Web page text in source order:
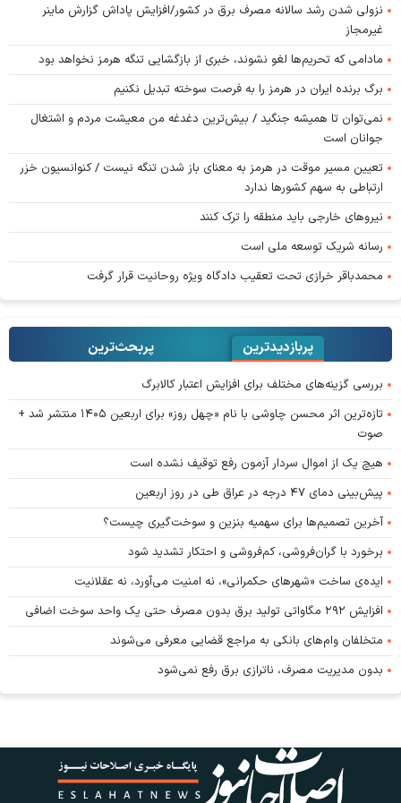
نزولی شدن رشد سالانه مصرف برق در کشور/افزایش پاداش گزارش ماینر
غیرمجاز
مادامی که تحریم‌ها لغو نشوند، خبری از بازگشایی تنگه هرمز نخواهد بود
برگ برنده ایران در هرمز را به فرصت سوخته تبدیل نکنیم
نمی‌توان تا همیشه جنگید / بیش‌ترین دغدغه من معیشت مردم و اشتغال
جوانان است
تعیین مسیر موقت در هرمز به معنای باز شدن تنگه نیست / کنوانسیون خزر
ارتباطی به سهم کشورها ندارد
نیروهای خارجی باید منطقه را ترک کنند
رسانه شریک توسعه ملی است
محمدباقر خرازی تحت تعقیب دادگاه ویژه روحانیت قرار گرفت
پربازدیدترین پربحث‌ترین‌
بررسی گزینه‌های مختلف برای افزایش اعتبار کالابرگ
تازه‌ترین اثر محسن چاوشی با نام «چهل روز» برای اربعین ۱۴۰۵ منتشر شد +
صوت
هیچ یک از اموال سردار آزمون رفع توقیف نشده است
پیش‌بینی دمای ۴۷ درجه در عراق طی در روز اربعین
آخرین تصمیم‌ها برای سهمیه بنزین و سوخت‌گیری چیست؟
برخورد با گران‌فروشی، کم‌فروشی و احتکار تشدید شود
ایده‌ی ساخت «شهرهای حکمرانی»، نه امنیت می‌آورد، نه عقلانیت
افزایش ۲۹۲ مگاواتی تولید برق بدون مصرف حتی یک واحد سوخت اضافی
متخلفان وام‌های بانکی به مراجع قضایی معرفی می‌شوند
بدون مدیریت مصرف، ناترازی برق رفع نمی‌شود